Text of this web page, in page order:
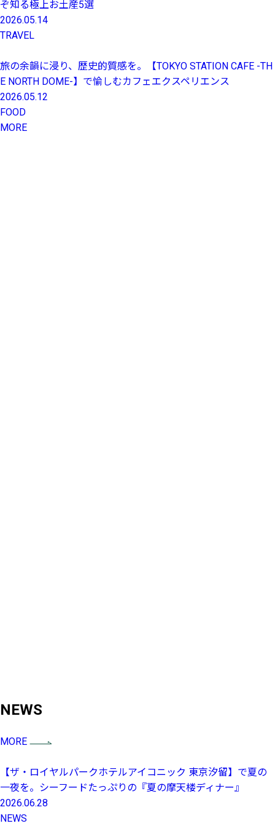
ぞ知る極上お土産5選
2026.05.14
TRAVEL
旅の余韻に浸り、歴史的質感を。【TOKYO STATION CAFE -TH
E NORTH DOME-】で愉しむカフェエクスペリエンス
2026.05.12
FOOD
MORE
NEWS
MORE
【ザ・ロイヤルパークホテルアイコニック 東京汐留】で夏の
一夜を。シーフードたっぷりの『夏の摩天楼ディナー』
2026.06.28
NEWS